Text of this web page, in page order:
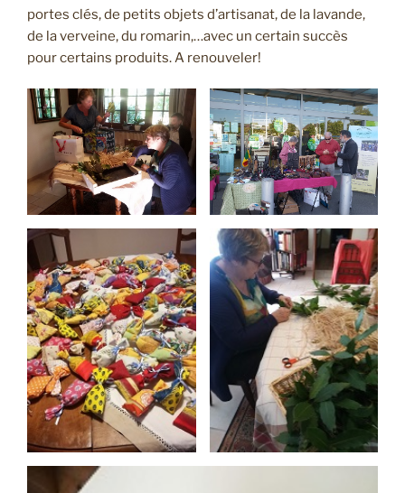
portes clés, de petits objets d’artisanat, de la lavande,
de la verveine, du romarin,…avec un certain succès
pour certains produits. A renouveler!